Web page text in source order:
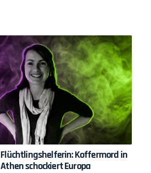
Flüchtlingshelferin: Koffermord in
Athen schockiert Europa